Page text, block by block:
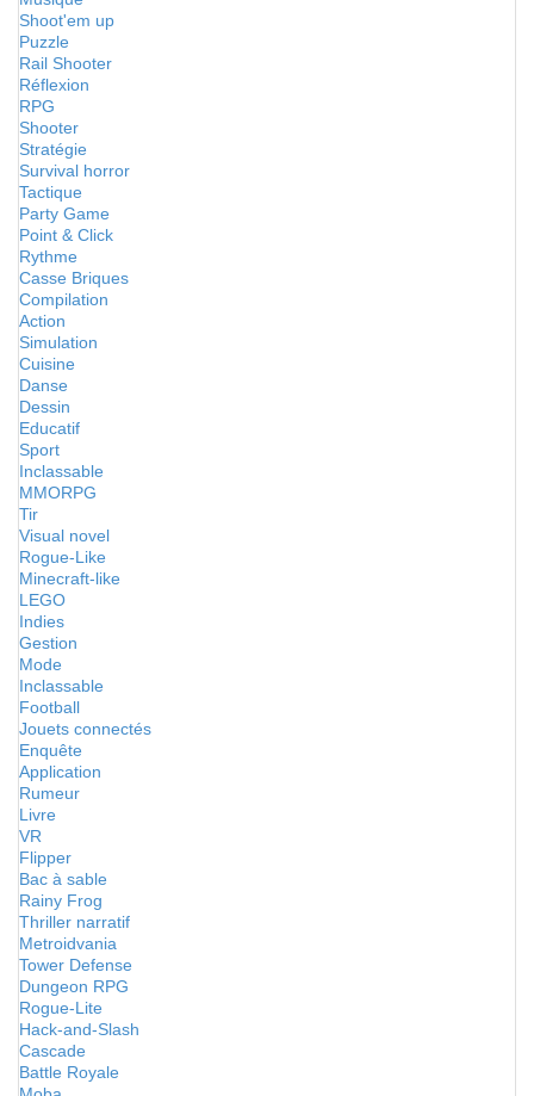
Shoot'em up
Puzzle
Rail Shooter
Réflexion
RPG
Shooter
Stratégie
Survival horror
Tactique
Party Game
Point & Click
Rythme
Casse Briques
Compilation
Action
Simulation
Cuisine
Danse
Dessin
Educatif
Sport
Inclassable
MMORPG
Tir
Visual novel
Rogue-Like
Minecraft-like
LEGO
Indies
Gestion
Mode
Inclassable
Football
Jouets connectés
Enquête
Application
Rumeur
Livre
VR
Flipper
Bac à sable
Rainy Frog
Thriller narratif
Metroidvania
Tower Defense
Dungeon RPG
Rogue-Lite
Hack-and-Slash
Cascade
Battle Royale